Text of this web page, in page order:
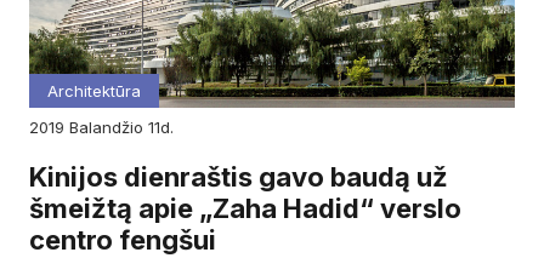
Architektūra
2019
balandžio 11d.
Kinijos dienraštis gavo baudą už
šmeižtą apie „Zaha Hadid“ verslo
centro fengšui